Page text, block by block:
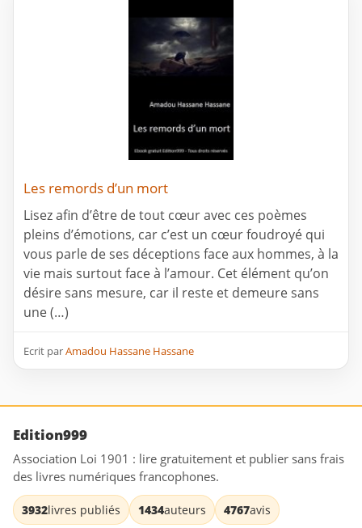
Les remords d’un mort
Lisez afin d’être de tout cœur avec ces poèmes
pleins d’émotions, car c’est un cœur foudroyé qui
vous parle de ses déceptions face aux hommes, à la
vie mais surtout face à l’amour. Cet élément qu’on
désire sans mesure, car il reste et demeure sans
une (…)
Ecrit parAmadou Hassane Hassane
Edition999
Association Loi 1901 : lire gratuitement et publier sans frais
des livres numériques francophones.
3932livres publiés 1434auteurs 4767avis